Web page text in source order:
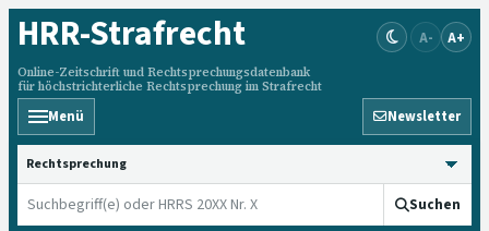
HRR-Strafrecht
Online-Zeitschrift und Rechtsprechungsdatenbank
für höchstrichterliche Rechtsprechung im Strafrecht
A- A+
Menü Newsletter
HRRS durchsuchen
Suchen